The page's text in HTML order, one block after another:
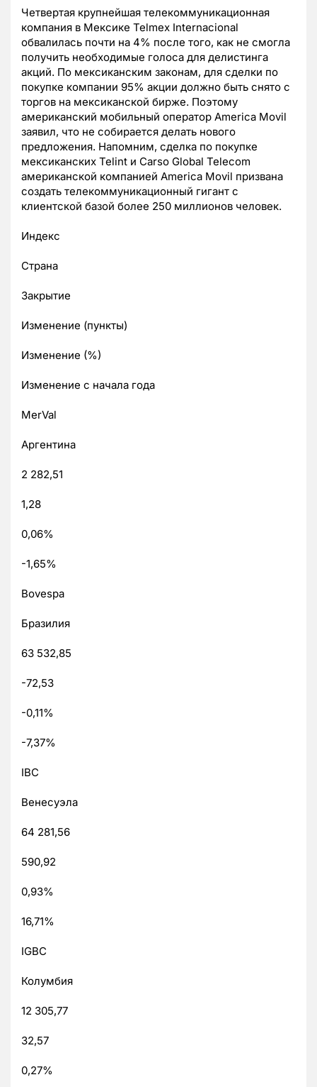
Четвертая крупнейшая телекоммуникационная
компания в Мексике Telmex Internacional
обвалилась почти на 4% после того, как не смогла
получить необходимые голоса для делистинга
акций. По мексиканским законам, для сделки по
покупке компании 95% акции должно быть снято с
торгов на мексиканской бирже. Поэтому
американский мобильный оператор America Movil
заявил, что не собирается делать нового
предложения. Напомним, сделка по покупке
мексиканских Telint и Carso Global Telecom
американской компанией America Movil призвана
создать телекоммуникационный гигант с
клиентской базой более 250 миллионов человек.
Индекс
Страна
Закрытие
Изменение (пункты)
Изменение (%)
Изменение с начала года
MerVal
Аргентина
2 282,51
1,28
0,06%
-1,65%
Bovespa
Бразилия
63 532,85
-72,53
-0,11%
-7,37%
IBC
Венесуэла
64 281,56
590,92
0,93%
16,71%
IGBC
Колумбия
12 305,77
32,57
0,27%